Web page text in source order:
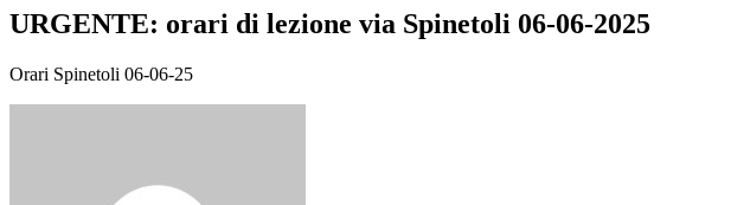
URGENTE: orari di lezione via Spinetoli 06-06-2025
Orari Spinetoli 06-06-25